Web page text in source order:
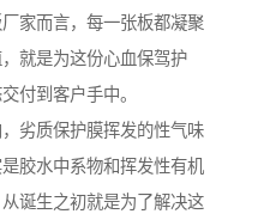
家而言，每一张板都凝聚
就是为这份心血保驾护
付到客户手中。
劣质保护膜挥发的性气味
胶水中系物和挥发性有机
诞生之初就是为了解决这